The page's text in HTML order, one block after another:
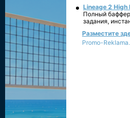
Lineage 2
Полный
задания,
Разместите
Promo-